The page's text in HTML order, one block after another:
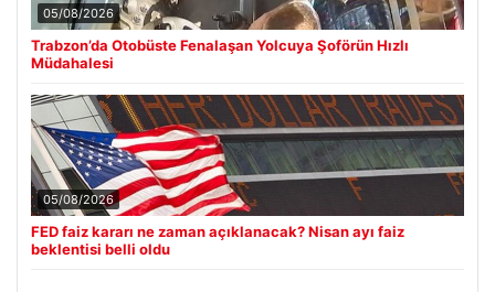
05/08/2026
Trabzon’da Otobüste Fenalaşan Yolcuya Şoförün Hızlı
Müdahalesi
05/08/2026
FED faiz kararı ne zaman açıklanacak? Nisan ayı faiz
beklentisi belli oldu